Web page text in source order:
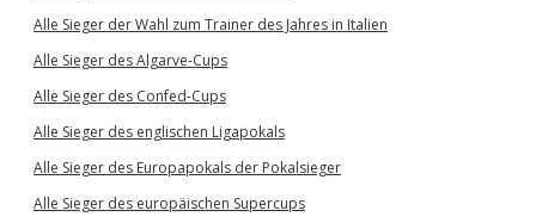
Alle Sieger der Wahl zum Trainer des Jahres in Italien
Alle Sieger des Algarve-Cups
Alle Sieger des Confed-Cups
Alle Sieger des englischen Ligapokals
Alle Sieger des Europapokals der Pokalsieger
Alle Sieger des europäischen Supercups